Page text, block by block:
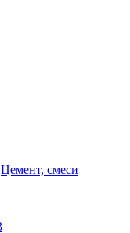
Цемент, смеси